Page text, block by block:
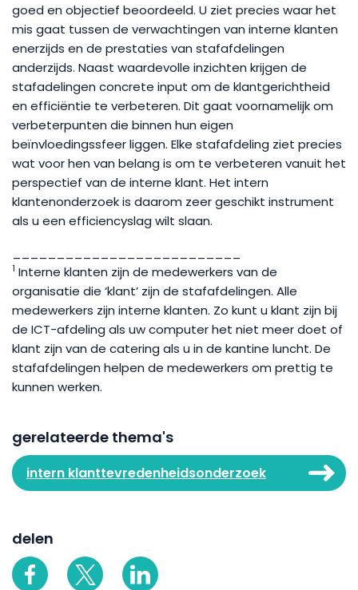
goed en objectief beoordeeld. U ziet precies waar het
mis gaat tussen de verwachtingen van interne klanten
enerzijds en de prestaties van stafafdelingen
anderzijds. Naast waardevolle inzichten krijgen de
stafadelingen concrete input om de klantgerichtheid
en efficiëntie te verbeteren. Dit gaat voornamelijk om
verbeterpunten die binnen hun eigen
beïnvloedingssfeer liggen. Elke stafafdeling ziet precies
wat voor hen van belang is om te verbeteren vanuit het
perspectief van de interne klant. Het intern
klantenonderzoek is daarom zeer geschikt instrument
als u een efficiencyslag wilt slaan.
1 Interne klanten zijn de medewerkers van de
organisatie die ‘klant’ zijn de stafafdelingen. Alle
medewerkers zijn interne klanten. Zo kunt u klant zijn bij
de ICT-afdeling als uw computer het niet meer doet of
klant zijn van de catering als u in de kantine luncht. De
stafafdelingen helpen de medewerkers om prettig te
kunnen werken.
gerelateerde thema's
intern klanttevredenheidsonderzoek
delen